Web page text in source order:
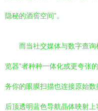
隐秘的酒窖空间”。
而当社交媒体与数字查询
览器”者种种一体化或更夸张
务你的眼膜扫描也连接原始
后顶透明蓝色导航晶体映射